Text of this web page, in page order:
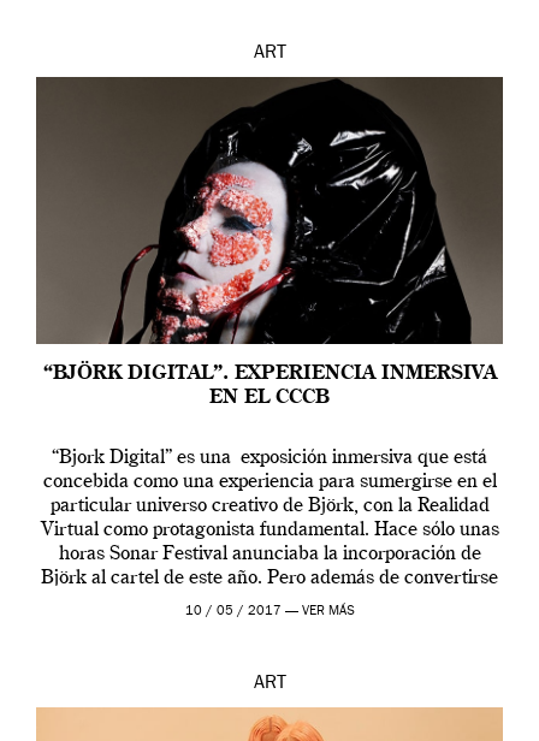
ART
“BJÖRK DIGITAL”. EXPERIENCIA INMERSIVA
EN EL CCCB
“Bjork Digital” es una exposición inmersiva que está
concebida como una experiencia para sumergirse en el
particular universo creativo de Björk, con la Realidad
Virtual como protagonista fundamental. Hace sólo unas
horas Sonar Festival anunciaba la incorporación de
Björk al cartel de este año. Pero además de convertirse
en una de las actuaciones más relevantes […]
10 / 05 / 2017 — VER MÁS
ART